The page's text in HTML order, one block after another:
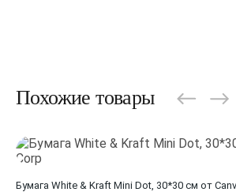
Похожие товары
Бумага White & Kraft Mini Dot, 30*30 см от